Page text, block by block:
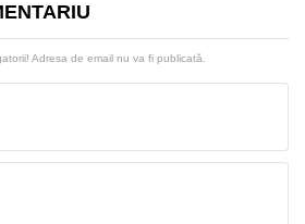
Adresa de email nu va fi publicată.